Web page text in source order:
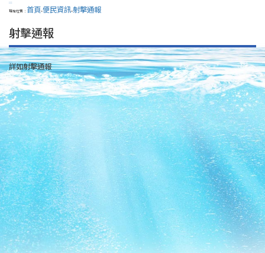
:::
現在位置： 首頁>便民資訊>射擊通報
射擊通報
詳如射擊通報